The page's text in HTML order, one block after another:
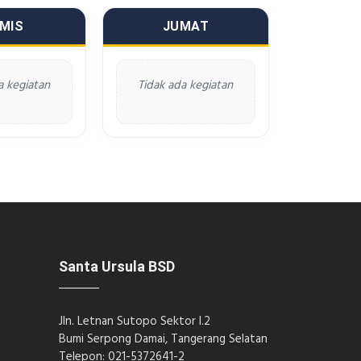
kegiatan
JUMAT
Tidak ada kegiatan
Santa Ursula BSD
Jln. Letnan Sutopo Sektor I.2
Bumi Serpong Damai, Tangerang Selatan
Telepon: 021-5372641-2